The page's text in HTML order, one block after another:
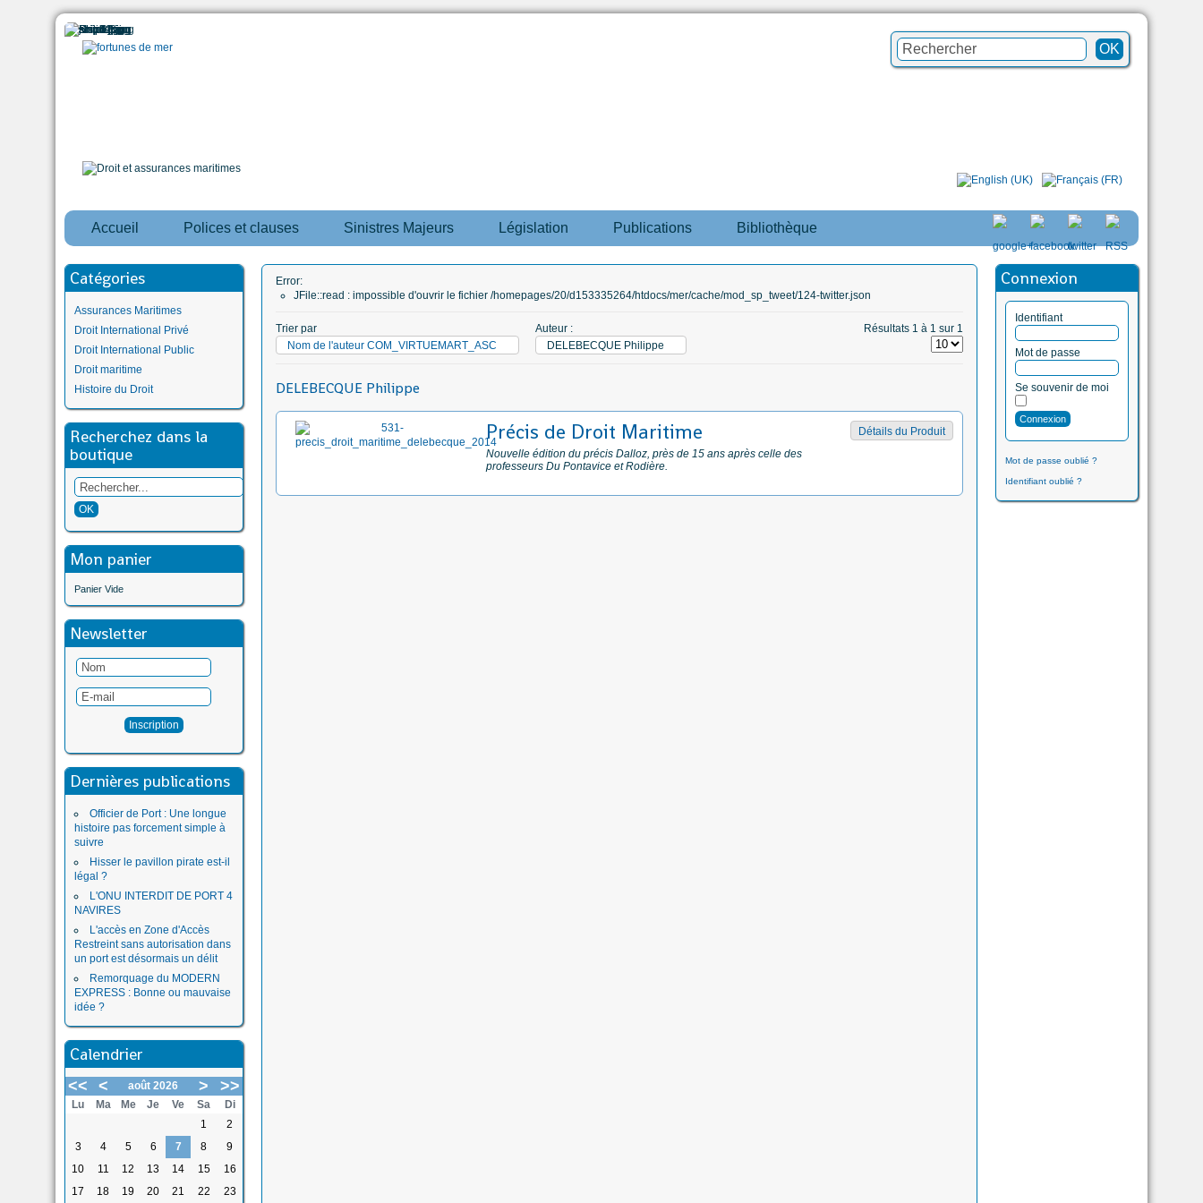
Accueil Polices et clauses Sinistres Majeurs Législation Publications Bibliothèque
Catégories
Assurances Maritimes
Droit International Privé
Droit International Public
Droit maritime
Histoire du Droit
Recherchez dans la
boutique
Mon panier
Panier Vide
Newsletter
Dernières publications
Officier de Port : Une longue
histoire pas forcement simple à
suivre
Hisser le pavillon pirate est-il
légal ?
L'ONU INTERDIT DE PORT 4
NAVIRES
L'accès en Zone d'Accès
Restreint sans autorisation dans
un port est désormais un délit
Remorquage du MODERN
EXPRESS : Bonne ou mauvaise
idée ?
Calendrier
<< < août 2026 > >>
Lu Ma Me Je Ve Sa
Di
1
2
3
4 5 6 7 8
9
10
11 12 13 14 15
16
17
18 19 20 21 22 23
Connexion
Identifiant
Mot de passe
Se souvenir de moi
Mot de passe oublié ?
Identifiant oublié ?
Error:
JFile::read : impossible d'ouvrir le fichier /homepages/20/d153335264/htdocs/mer/cache/mod_sp_tweet/124-twitter.json
Trier par
Nom de l'auteur COM_VIRTUEMART_ASC
Auteur :
DELEBECQUE Philippe
Résultats 1 à 1 sur 1
DELEBECQUE Philippe
Détails du Produit
Précis de Droit Maritime
Nouvelle édition du précis Dalloz, près de 15 ans après celle des
professeurs Du Pontavice et Rodière.